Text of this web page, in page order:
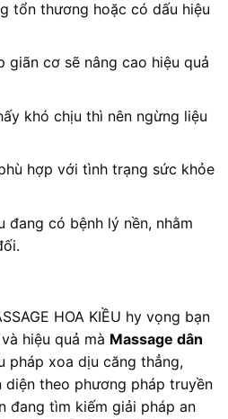
tổn thương hoặc có dấu hiệu
giãn cơ sẽ nâng cao hiệu quả
khó chịu thì nên ngừng liệu
hợp với tình trạng sức khỏe
đang có bệnh lý nền, nhằm
HOA KIỀU hy vọng bạn
hiệu quả mà Massage dân
pháp xoa dịu căng thẳng,
theo phương pháp truyền
đang tìm kiếm giải pháp an